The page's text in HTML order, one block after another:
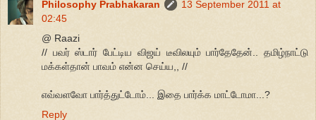
Philosophy Prabhakaran
13 September 2011 at
02:45
@ Raazi
// பவர் ஸ்டார் பேட்டிய விஜய் டீவிலயும் பார்தேதேன்.. தமிழ்நாட்டு
மக்கள்தான் பாவம் என்ன செய்ய,, //
எவ்வளவோ பார்த்துட்டோம்... இதை பார்க்க மாட்டோமா...?
Reply